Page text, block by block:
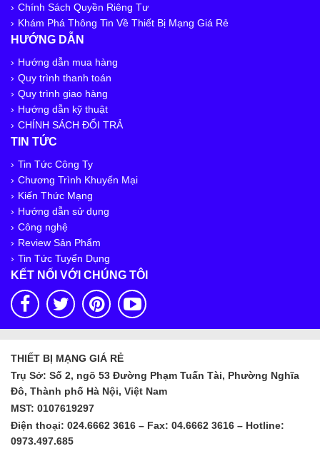
Chính Sách Quyền Riêng Tư
Khám Phá Thông Tin Về Thiết Bị Mạng Giá Rẻ
HƯỚNG DẪN
Hướng dẫn mua hàng
Quy trình thanh toán
Quy trình giao hàng
Hướng dẫn kỹ thuật
CHÍNH SÁCH ĐỔI TRẢ
TIN TỨC
Tin Tức Công Ty
Chương Trình Khuyến Mại
Kiến Thức Mạng
Hướng dẫn sử dụng
Công nghệ
Review Sản Phẩm
Tin Tức Tuyển Dụng
KẾT NỐI VỚI CHÚNG TÔI
THIẾT BỊ MẠNG GIÁ RẺ
Trụ Sở: Số 2, ngõ 53 Đường Phạm Tuấn Tài, Phường Nghĩa
Đô, Thành phố Hà Nội, Việt Nam
MST: 0107619297
Điện thoại: 024.6662 3616 – Fax: 04.6662 3616 – Hotline:
0973.497.685